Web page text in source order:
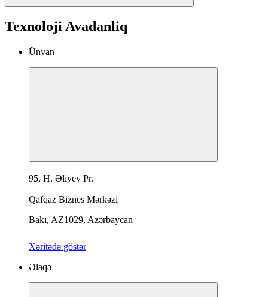
Texnoloji Avadanliq
Ünvan
95, H. Əliyev Pr.
Qafqaz Biznes Mərkəzi
Bakı, AZ1029, Azərbaycan
Xəritədə göstər
Əlaqə